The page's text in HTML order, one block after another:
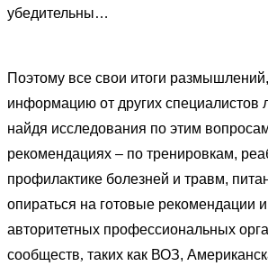
убедительны…
Поэтому все свои итоги
информацию от других специалистов
найдя исследования по этим
рекомендациях – по тренировкам,
профилактике болезней и травм,
опираться на готовые рекомендации
авторитетных профессиональных
сообществ, таких как ВОЗ,